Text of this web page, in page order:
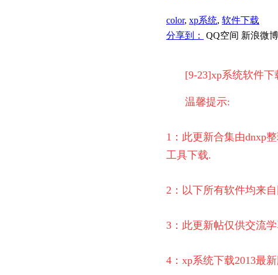
color, xp系统, 软件下载
分享到：
QQ空间 新浪微博
[9-23]xp系统软件下
温馨提示:
1：此更新合集由dnxp
工具下载.
2：以下所有软件均来
3：此更新帖仅供交流
4：xp系统下载2013最